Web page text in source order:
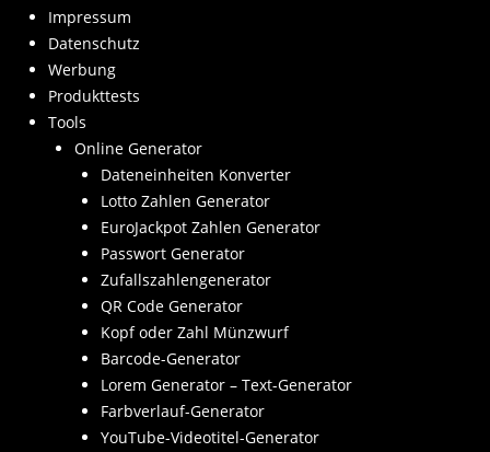
Impressum
Datenschutz
Werbung
Produkttests
Tools
Online Generator
Dateneinheiten Konverter
Lotto Zahlen Generator
EuroJackpot Zahlen Generator
Passwort Generator
Zufallszahlengenerator
QR Code Generator
Kopf oder Zahl Münzwurf
Barcode-Generator
Lorem Generator – Text-Generator
Farbverlauf-Generator
YouTube-Videotitel-Generator